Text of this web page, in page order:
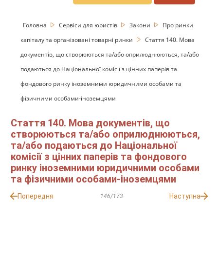
Головна Сервіси для юристів Закони
Про ринки
капіталу та організовані товарні ринки
Стаття 140. Мова
документів, що створюються та/або оприлюднюються, та/або
подаються до Національної комісії з цінних паперів та
фондового ринку іноземними юридичними особами та
фізичними особами-іноземцями
Стаття 140. Мова документів, що
створюються та/або оприлюднюються,
та/або подаються до Національної
комісії з цінних паперів та фондового
ринку іноземними юридичними особами
та фізичними особами-іноземцями
Попередня 146/173 Наступна